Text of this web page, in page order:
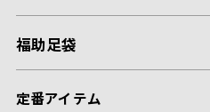
福助足袋
定番アイテム